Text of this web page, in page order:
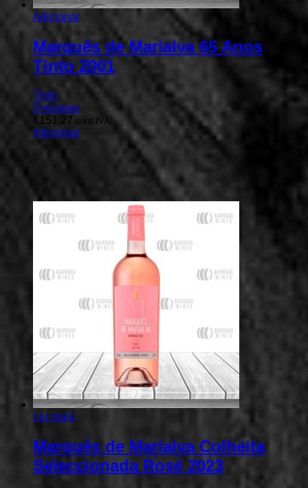
Adicionar
Marquês de Marialva 65 Anos
Tinto 2001
Tinto
0 reviews
€151,27 com IVA
Adicionar
Ler mais
Marquês de Marialva Colheita
Seleccionada Rosé 2023